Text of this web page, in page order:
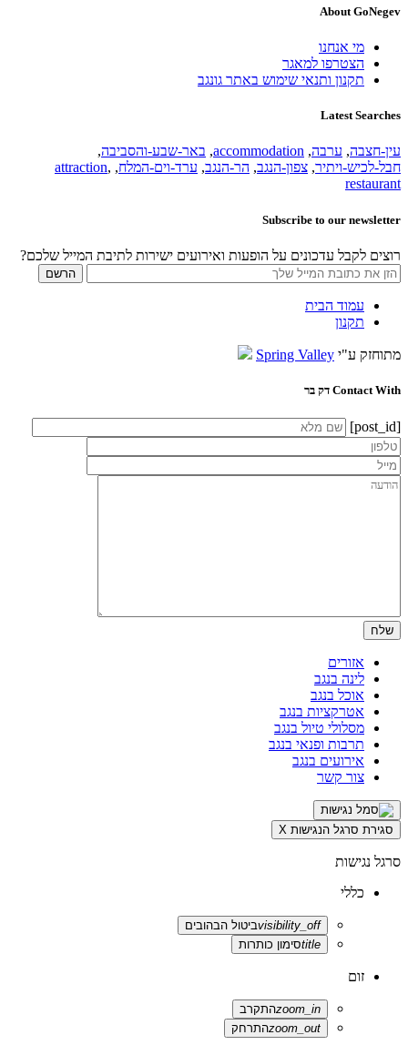
About GoNegev
מי אנחנו
הצטרפו למאגר
תקנון ותנאי שימוש באתר גונגב
Latest Searches
עין-חצבה, ערבה,
accommodation
, באר-שבע-והסביבה,
חבל-לכיש-ויתיר, צפון-הנגב, הר-הנגב, ערד-וים-המלח,
attraction,
restaurant
Subscribe to our newsletter
רוצים לקבל עדכונים על הופעות ואירועים ישירות לתיבת המייל שלכם?
עמוד הבית
תקנון
מתוחזק ע"י Spring Valley
Contact With דק בר
[post_id]
אזורים
לינה בנגב
אוכל בנגב
אטרקציות בנגב
מסלולי טיול בנגב
תרבות ופנאי בנגב
אירועים בנגב
צור קשר
סגירת סרגל הנגישות X
סרגל נגישות
כללי
visibility_offביטול הבהובים
titleסימון כותרות
זום
zoom_inהתקרב
zoom_outהתרחק